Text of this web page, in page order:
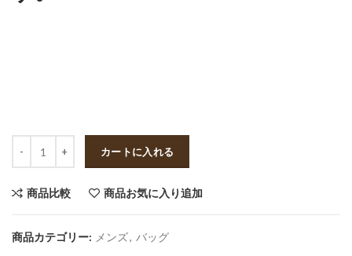
カートに入れる
商品比較 商品お気に入り追加
商品カテゴリー: メンズ, バッグ